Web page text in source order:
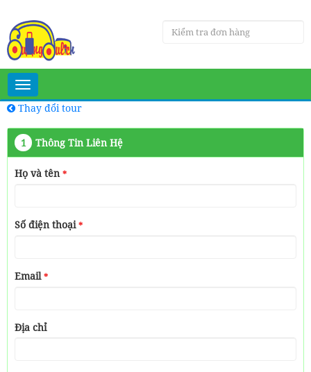
Toggle
navigation
Thay đổi tour
1 Thông Tin Liên Hệ
Họ và tên*
Số điện thoại*
Email*
Địa chỉ